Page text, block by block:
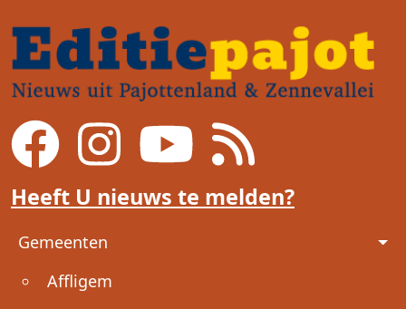
Heeft U nieuws te melden?
Voet
Gemeenten
Affligem